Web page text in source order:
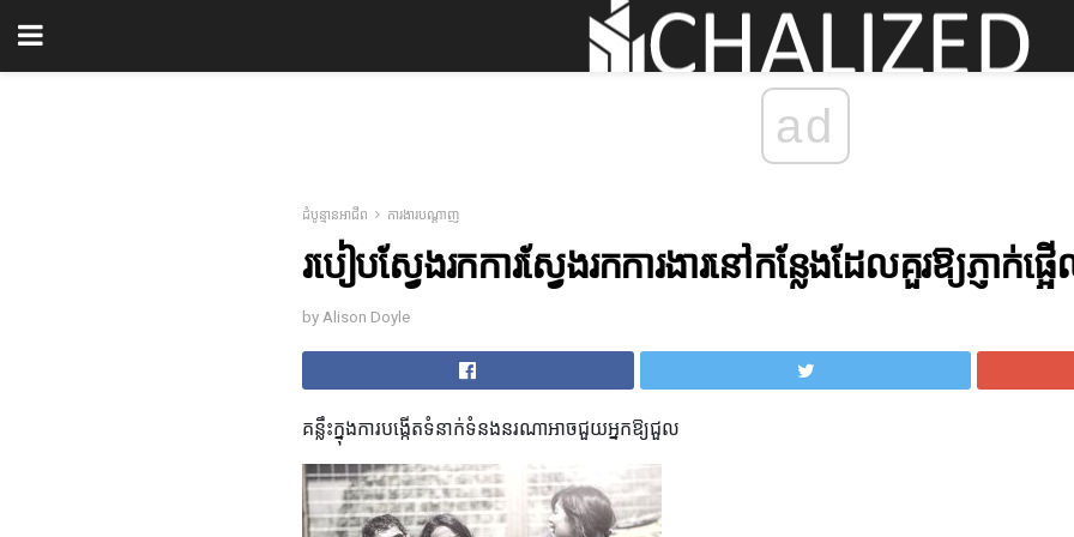
ad
ដំបូន្មានអាជីព ការងារបណ្តាញ
របៀបស្វែងរកការស្វែងរកការងារនៅកន្លែងដែលគួរឱ្យភ្ញាក់ផ្អ
by Alison Doyle
គន្លឹះក្នុងការបង្កើតទំនាក់ទំនងនរណាអាចជួយអ្នកឱ្យជួល